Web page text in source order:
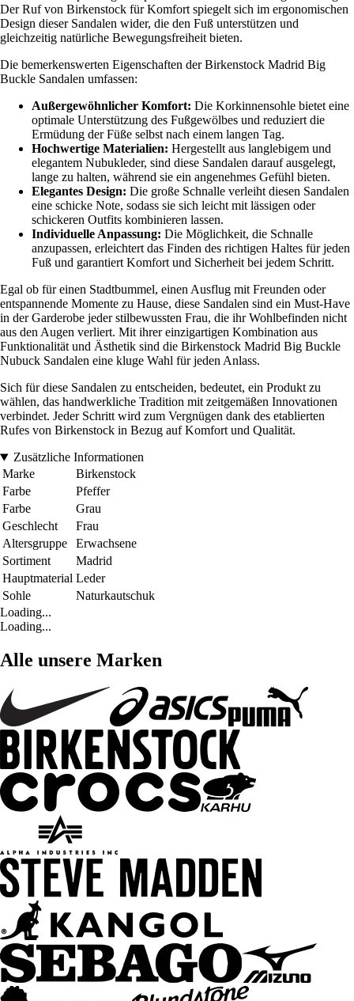
Der Ruf von Birkenstock für Komfort spiegelt sich im ergonomischen
Design dieser Sandalen wider, die den Fuß unterstützen und
gleichzeitig natürliche Bewegungsfreiheit bieten.
Die bemerkenswerten Eigenschaften der Birkenstock Madrid Big
Buckle Sandalen umfassen:
Außergewöhnlicher Komfort: Die Korkinnensohle bietet eine
optimale Unterstützung des Fußgewölbes und reduziert die
Ermüdung der Füße selbst nach einem langen Tag.
Hochwertige Materialien: Hergestellt aus langlebigem und
elegantem Nubukleder, sind diese Sandalen darauf ausgelegt,
lange zu halten, während sie ein angenehmes Gefühl bieten.
Elegantes Design: Die große Schnalle verleiht diesen Sandalen
eine schicke Note, sodass sie sich leicht mit lässigen oder
schickeren Outfits kombinieren lassen.
Individuelle Anpassung: Die Möglichkeit, die Schnalle
anzupassen, erleichtert das Finden des richtigen Haltes für jeden
Fuß und garantiert Komfort und Sicherheit bei jedem Schritt.
Egal ob für einen Stadtbummel, einen Ausflug mit Freunden oder
entspannende Momente zu Hause, diese Sandalen sind ein Must-Have
in der Garderobe jeder stilbewussten Frau, die ihr Wohlbefinden nicht
aus den Augen verliert. Mit ihrer einzigartigen Kombination aus
Funktionalität und Ästhetik sind die Birkenstock Madrid Big Buckle
Nubuck Sandalen eine kluge Wahl für jeden Anlass.
Sich für diese Sandalen zu entscheiden, bedeutet, ein Produkt zu
wählen, das handwerkliche Tradition mit zeitgemäßen Innovationen
verbindet. Jeder Schritt wird zum Vergnügen dank des etablierten
Rufes von Birkenstock in Bezug auf Komfort und Qualität.
Zusätzliche Informationen
Marke
Birkenstock
Farbe
Pfeffer
Farbe
Grau
Geschlecht
Frau
Altersgruppe
Erwachsene
Sortiment
Madrid
Hauptmaterial Leder
Sohle
Naturkautschuk
Loading...
Loading...
Alle unsere Marken